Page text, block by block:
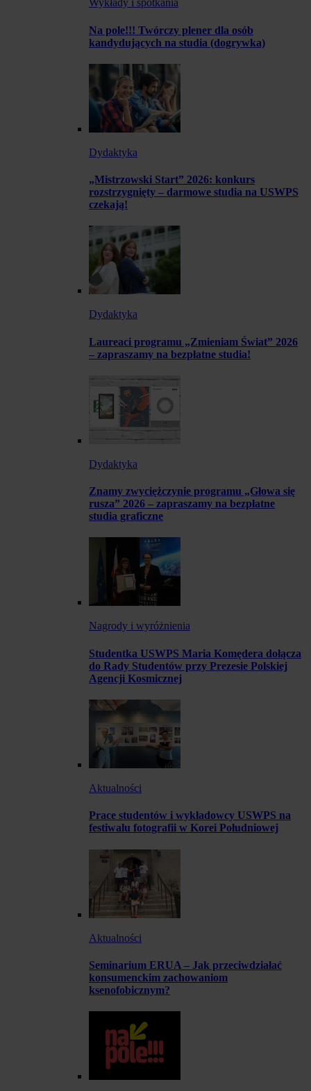
Wykłady i spotkania
Na pole!!! Twórczy plener dla osób
kandydujących na studia (dogrywka)
Dydaktyka
„Mistrzowski Start” 2026: konkurs
rozstrzygnięty – darmowe studia na USWPS
czekają!
Dydaktyka
Laureaci programu „Zmieniam Świat” 2026
– zapraszamy na bezpłatne studia!
Dydaktyka
Znamy zwyciężczynie programu „Głowa się
rusza” 2026 – zapraszamy na bezpłatne
studia graficzne
Nagrody i wyróżnienia
Studentka USWPS Maria Komędera dołącza
do Rady Studentów przy Prezesie Polskiej
Agencji Kosmicznej
Aktualności
Prace studentów i wykładowcy USWPS na
festiwalu fotografii w Korei Południowej
Aktualności
Seminarium ERUA – Jak przeciwdziałać
konsumenckim zachowaniom
ksenofobicznym?